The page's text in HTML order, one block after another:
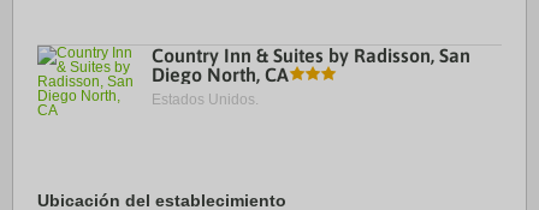
Country Inn & Suites by Radisson, San
Diego North, CA
Estados Unidos.
Ubicación del establecimiento